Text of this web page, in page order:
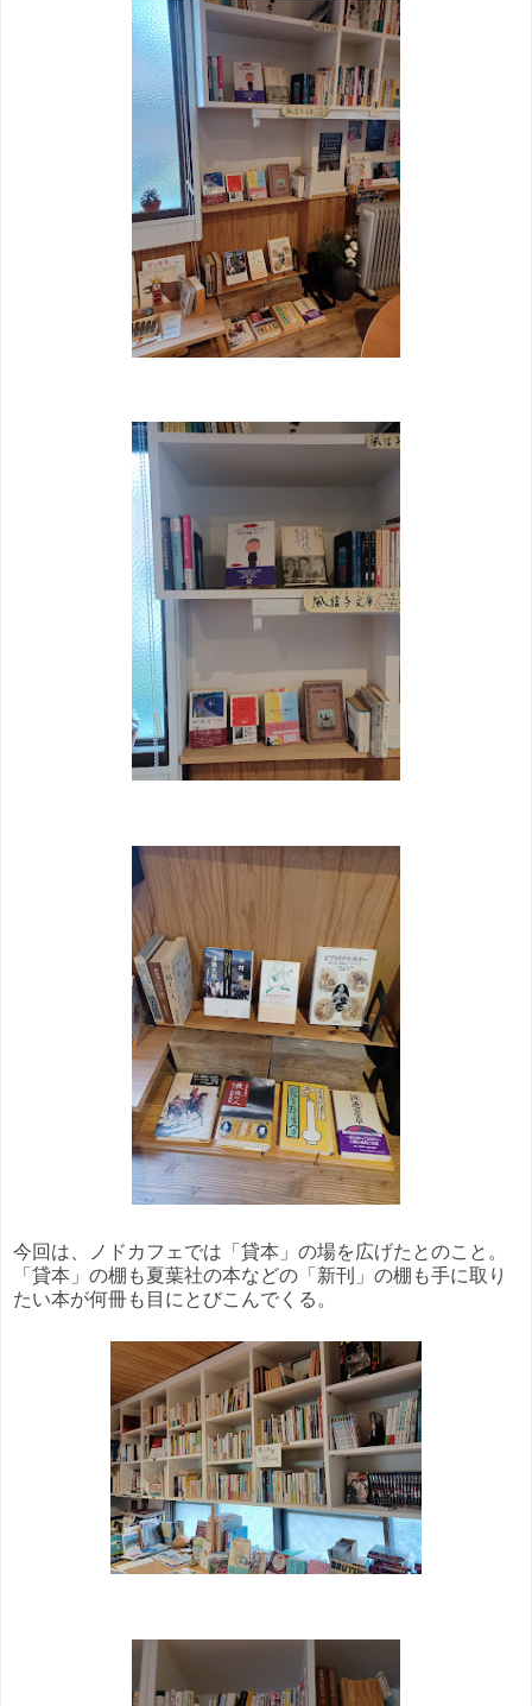
今回は、ノドカフェでは「貸本」の場を広げたとのこと。
「貸本」の棚も夏葉社の本などの「新刊」の棚も手に取り
たい本が何冊も目にとびこんでくる。